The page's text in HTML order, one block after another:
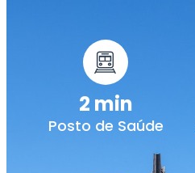
2 min
Posto de Saúde